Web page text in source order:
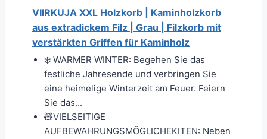
VIIRKUJA XXL Holzkorb | Kaminholzkorb
aus extradickem Filz | Grau | Filzkorb mit
verstärkten Griffen für Kaminholz
❄️ WARMER WINTER: Begehen Sie das
festliche Jahresende und verbringen Sie
eine heimelige Winterzeit am Feuer. Feiern
Sie das...
🧸VIELSEITIGE
AUFBEWAHRUNGSMÖGLICHEKITEN: Neben